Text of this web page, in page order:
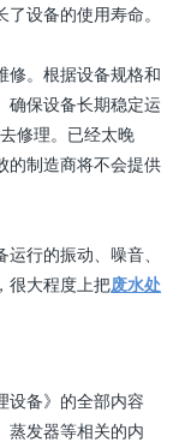
设备的使用寿命。
。根据设备规格和
确保设备长期稳定运
修理。已经太晚
的制造商将不会提供
行的振动、噪音、
很大程度上把废水处
备》的全部内容
蒸发器等相关的内